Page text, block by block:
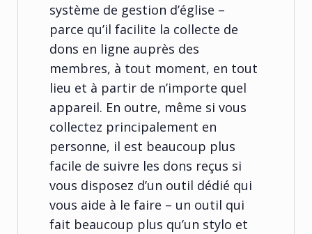
système de gestion d’église –
parce qu’il facilite la collecte de
dons en ligne auprès des
membres, à tout moment, en tout
lieu et à partir de n’importe quel
appareil. En outre, même si vous
collectez principalement en
personne, il est beaucoup plus
facile de suivre les dons reçus si
vous disposez d’un outil dédié qui
vous aide à le faire – un outil qui
fait beaucoup plus qu’un stylo et